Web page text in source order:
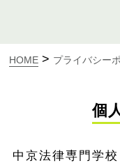
HOME > プライバシー
個
中京法律専門学